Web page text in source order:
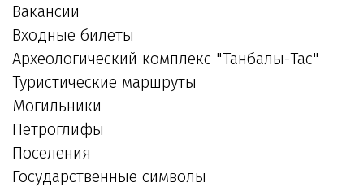
Вакансии
Входные билеты
Археологический комплекс "Танбалы-Тас"
Туристические маршруты
Могильники
Петроглифы
Поселения
Государственные символы